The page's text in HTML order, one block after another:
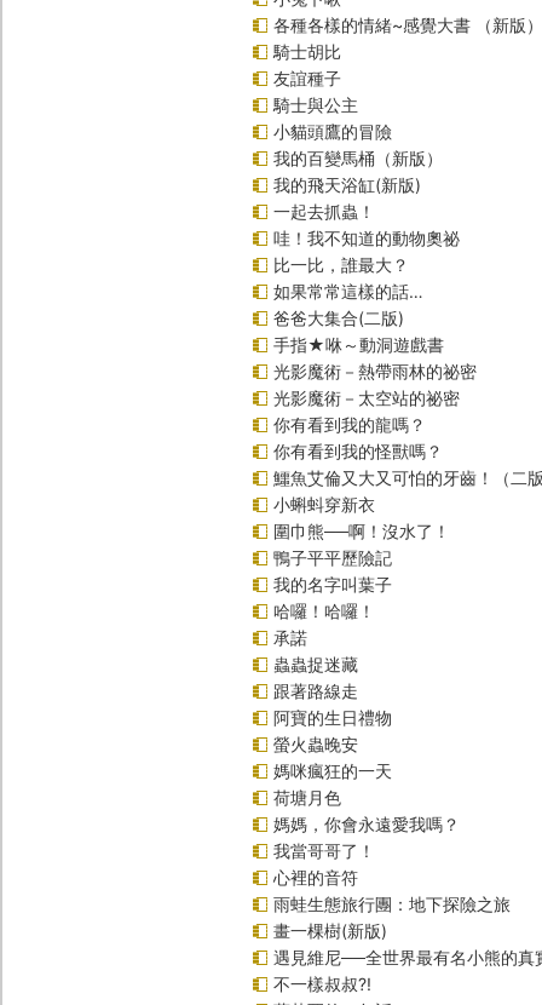
各種各樣的情緒~感覺大書 （新版）
騎士胡比
友誼種子
騎士與公主
小貓頭鷹的冒險
我的百變馬桶（新版）
我的飛天浴缸(新版)
一起去抓蟲！
哇！我不知道的動物奧祕
比一比，誰最大？
如果常常這樣的話…
爸爸大集合(二版)
手指★咻～動洞遊戲書
光影魔術－熱帶雨林的祕密
光影魔術－太空站的祕密
你有看到我的龍嗎？
你有看到我的怪獸嗎？
鱷魚艾倫又大又可怕的牙齒！（二
小蝌蚪穿新衣
圍巾熊──啊！沒水了！
鴨子平平歷險記
我的名字叫葉子
哈囉！哈囉！
承諾
蟲蟲捉迷藏
跟著路線走
阿寶的生日禮物
螢火蟲晚安
媽咪瘋狂的一天
荷塘月色
媽媽，你會永遠愛我嗎？
我當哥哥了！
心裡的音符
雨蛙生態旅行團：地下探險之旅
畫一棵樹(新版)
遇見維尼──全世界最有名小熊的真
不一樣叔叔?!